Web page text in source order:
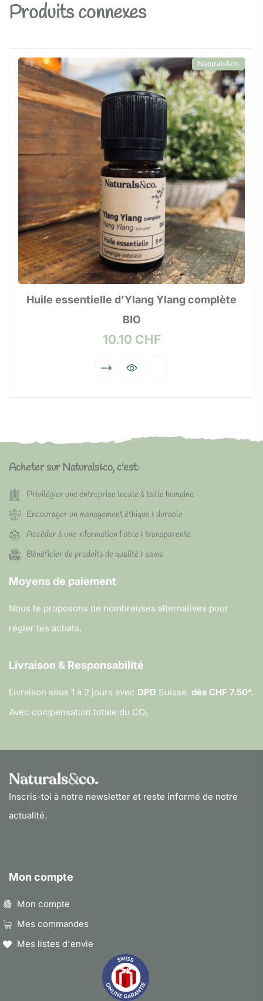
Produits connexes
Naturals&co
Huile essentielle d’Ylang Ylang complète
BIO
10.10 CHF
Acheter sur Naturals&co, c'est:
Privilégier une entreprise locale à taille humaine
Encourager un management éthique & durable
Accéder à une information fiable & transparente
Bénéficier de produits de qualité & sains
Moyens de paiement
Nous te proposons de nombreuses alternatives pour
régler tes achats.
Livraison & Responsabilité
Livraison sous 1 à 2 jours avec DPD Suisse. dès CHF 7.50*.
Avec compensation totale du CO₂
Inscris-toi à notre newsletter et reste informé de notre
actualité.
Mon compte
Mon compte
Mes commandes
Mes listes d'envie